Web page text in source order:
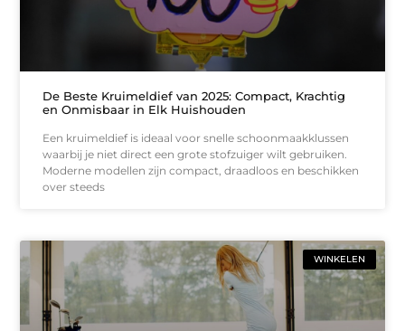
De Beste Kruimeldief van 2025: Compact, Krachtig
en Onmisbaar in Elk Huishouden
Een kruimeldief is ideaal voor snelle schoonmaakklussen
waarbij je niet direct een grote stofzuiger wilt gebruiken.
Moderne modellen zijn compact, draadloos en beschikken
over steeds
WINKELEN